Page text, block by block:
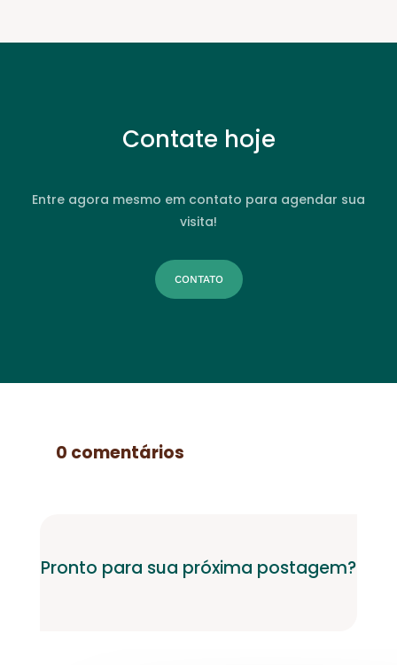
Contate hoje
Entre agora mesmo em contato para agendar sua
visita!
CONTATO
0 comentários
Pronto para sua próxima postagem?